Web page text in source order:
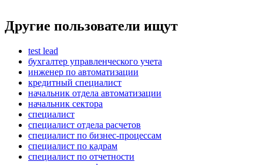
Другие пользователи ищут
test lead
бухгалтер управленческого учета
инженер по автоматизации
кредитный специалист
начальник отдела автоматизации
начальник сектора
специалист
специалист отдела расчетов
специалист по бизнес-процессам
специалист по кадрам
специалист по отчетности